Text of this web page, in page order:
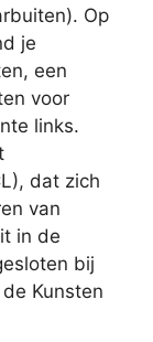
Op
je
een
voor
links.
dat zich
van
in de
bij
Kunsten